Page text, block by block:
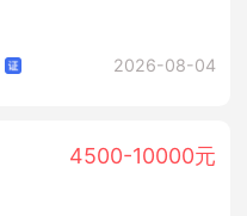
2026-08-04
4500-10000元